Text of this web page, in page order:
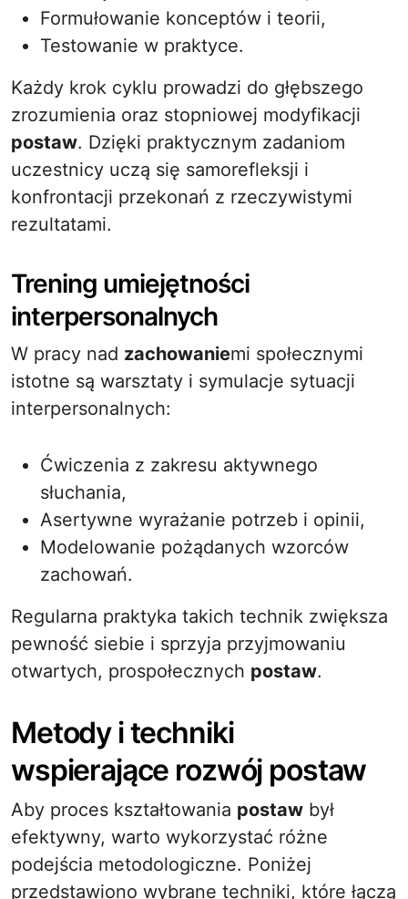
Formułowanie konceptów i teorii,
Testowanie w praktyce.
Każdy krok cyklu prowadzi do głębszego
zrozumienia oraz stopniowej modyfikacji
postaw. Dzięki praktycznym zadaniom
uczestnicy uczą się samorefleksji i
konfrontacji przekonań z rzeczywistymi
rezultatami.
Trening umiejętności
interpersonalnych
W pracy nad zachowaniemi społecznymi
istotne są warsztaty i symulacje sytuacji
interpersonalnych:
Ćwiczenia z zakresu aktywnego
słuchania,
Asertywne wyrażanie potrzeb i opinii,
Modelowanie pożądanych wzorców
zachowań.
Regularna praktyka takich technik zwiększa
pewność siebie i sprzyja przyjmowaniu
otwartych, prospołecznych postaw.
Metody i techniki
wspierające rozwój postaw
Aby proces kształtowania postaw był
efektywny, warto wykorzystać różne
podejścia metodologiczne. Poniżej
przedstawiono wybrane techniki, które łączą